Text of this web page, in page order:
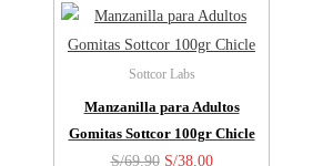
S/69.90.S/38.00.
Sottcor Labs
Manzanilla para Adultos
Gomitas Sottcor 100gr Chicle
S/69.90 El
S/38.00El